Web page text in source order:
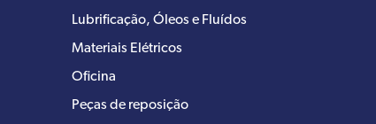
Lubrificação, Óleos e Fluídos
Materiais Elétricos
Oficina
Peças de reposição